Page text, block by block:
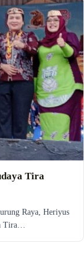
Tira
Raya, Heriyus
Tira…